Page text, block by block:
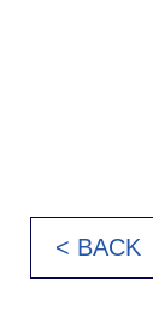
< BACK